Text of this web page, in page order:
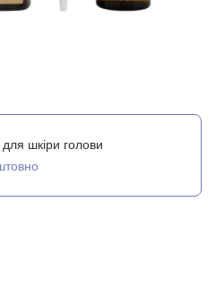
шкіри голови